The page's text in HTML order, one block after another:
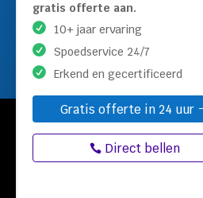
gratis offerte aan.
10+ jaar ervaring
Spoedservice 24/7
Erkend en gecertificeerd
Gratis offerte in 24 uur
Direct bellen
© Copyright Loodgieters
maken door
Privacyverklaring|